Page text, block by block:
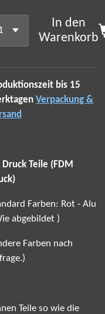
In den
Warenkorb
bis 15
Verpackung &
Druck Teile (FDM
Farben: Rot - Alu
abgebildet )
Farben nach
Teile so wie die